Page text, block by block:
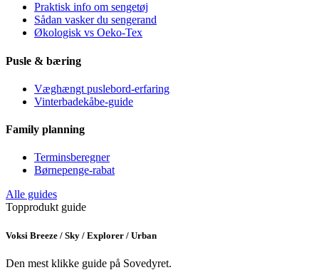
Praktisk info om sengetøj
Sådan vasker du sengerand
Økologisk vs Oeko-Tex
Pusle & bæring
Væghængt puslebord-erfaring
Vinterbadekåbe-guide
Family planning
Terminsberegner
Børnepenge-rabat
Alle guides
Topprodukt guide
Voksi Breeze / Sky / Explorer / Urban
Den mest klikke guide på Sovedyret.